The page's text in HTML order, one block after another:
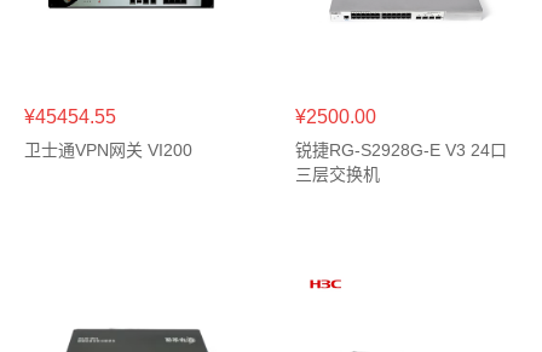
¥45454.55
卫士通VPN网关 VI200
¥2500.00
锐捷RG-S2928G-E V3 24口
三层交换机